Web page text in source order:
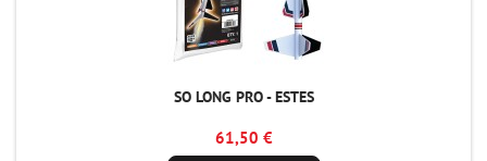
SO LONG PRO - ESTES
61,50 €